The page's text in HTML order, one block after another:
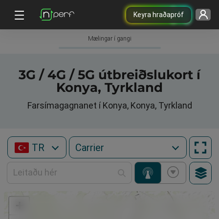
Keyra hraðapróf
Mælingar í gangi
3G / 4G / 5G útbreiðslukort í
Konya, Tyrkland
Farsímagagnanet í Konya, Konya, Tyrkland
TR